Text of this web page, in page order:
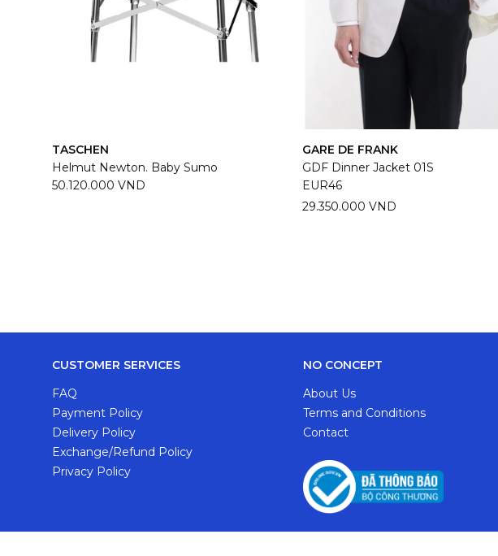
TASCHEN
Helmut Newton. Baby Sumo
50.120.000 VND
GARE DE FRANK
GDF Dinner Jacket 01S
EUR46
29.350.000 VND
CUSTOMER SERVICES
FAQ
Payment Policy
Delivery Policy
Exchange/Refund Policy
Privacy Policy
NO CONCEPT
About Us
Terms and Conditions
Contact